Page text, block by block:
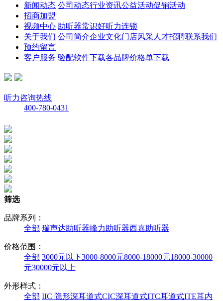
新闻动态 公司动态行业资讯公益活动促销活动
招商加盟
视频中心 助听器常识好听力连锁
关于我们 公司简介企业文化门店风采人才招聘联系我们
预约留言
客户服务 验配软件下载各品牌价格单下载
听力咨询热线
400-780-0431
筛选
品牌系列：
全部 瑞声达助听器峰力助听器西嘉助听器
价格范围：
全部 3000元以下3000-8000元8000-18000元18000-30000
元30000元以上
外形样式：
全部 IIC 隐形深耳道式CIC深耳道式ITC耳道式ITE耳内